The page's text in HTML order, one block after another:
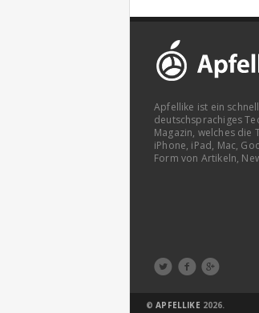
Apfellike ist ein
deutschsprachiges
Magazin, welches die
iPhone, iPad, Mac,
Form von Artikeln,
  
©APFELLIKE 2026.